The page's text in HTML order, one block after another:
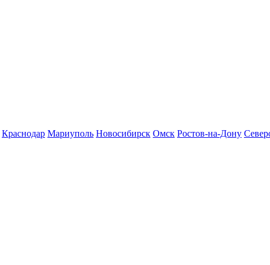
Краснодар Мариуполь Новосибирск Омск Ростов-на-Дону